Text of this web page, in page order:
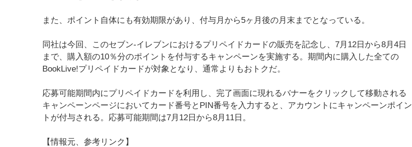
また、ポイント自体にも有効期限があり、付与月から5ヶ月後の月末までとなっている。
同社は今回、このセブン-イレブンにおけるプリペイドカードの販売を記念し、7月12日から8月4日
まで、購入額の10％分のポイントを付与するキャンペーンを実施する。期間内に購入した全ての
BookLive!プリペイドカードが対象となり、通常よりもおトクだ。
応募可能期間内にプリペイドカードを利用し、完了画面に現れるバナーをクリックして移動される
キャンペーンページにおいてカード番号とPIN番号を入力すると、アカウントにキャンペーンポイン
トが付与される。応募可能期間は7月12日から8月11日。
【情報元、参考リンク】